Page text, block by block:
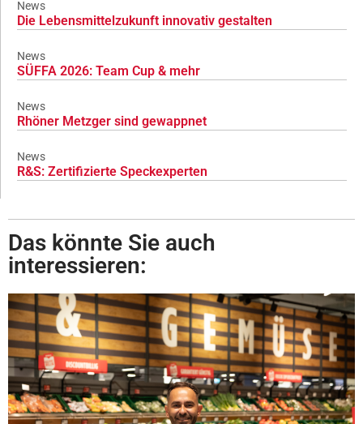
News
Die Lebensmittelzukunft innovativ gestalten
News
SÜFFA 2026: Team Cup & mehr
News
Rhöner Metzger sind gewappnet
News
R&S: Zertifizierte Speckexperten
Das könnte Sie auch
interessieren: